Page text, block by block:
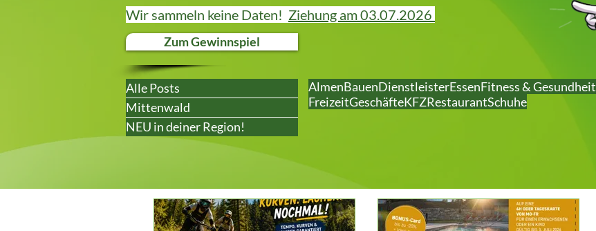
Wir sammeln keine Daten! Ziehung am 03.07.2026
Zum Gewinnspiel
Alle Posts
Mittenwald
NEU in deiner Region!
AlmenBauenDienstleisterEssenFitness & Gesundheit
FreizeitGeschäfteKFZRestaurantSchuhe